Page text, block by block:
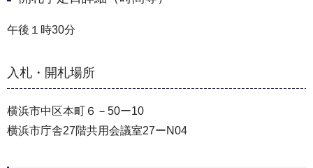
午後１時30分
入札・開札場所
横浜市中区本町６－50ー10
横浜市庁舎27階共用会議室27ーN04